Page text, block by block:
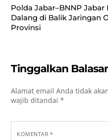
Polda Jabar–BNNP
Dalang di Balik Jaringan
Provinsi
Tinggalkan
Alamat email Anda tidak
wajib ditandai*
KOMENTAR*